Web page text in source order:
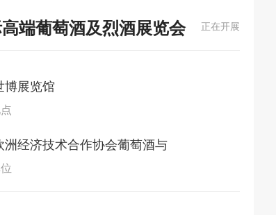
端葡萄酒及烈酒展览会 正在开展
博展览馆
洲经济技术合作协会葡萄酒与